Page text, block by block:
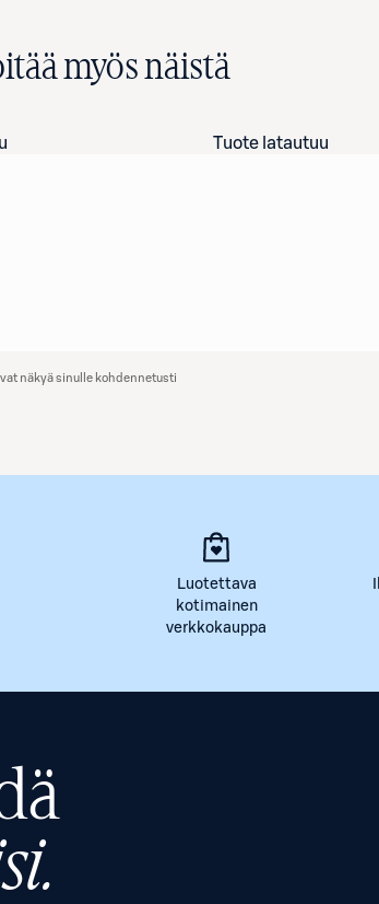
myös näistä
Tuote latautuu
näkyä sinulle kohdennetusti
Luotettava
kotimainen
verkkokauppa